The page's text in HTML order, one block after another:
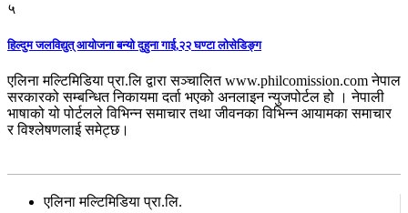
५
हिल्दुम जलविद्युत् आयोजना बन्यो दुहुना गाई,२२ घण्टा लोसेडिङ्ग
एलिना मल्टिमिडिया प्रा.लि द्वारा सञ्चालित www.philcomission.com नेपाल
सरकारको सम्बन्धित निकायमा दर्ता भएको अनलाइन न्युजपोर्टल हो । नेपाली
भाषाको यो पोर्टलले विभिन्न समाचार तथा जीवनका विभिन्न आयामका समाचार
र विश्लेषणलाई समेट्छ।
एलिना मल्टिमिडिया प्रा.लि.